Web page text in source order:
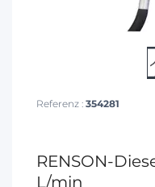
Referenz : 354281
RENSON-
L/min